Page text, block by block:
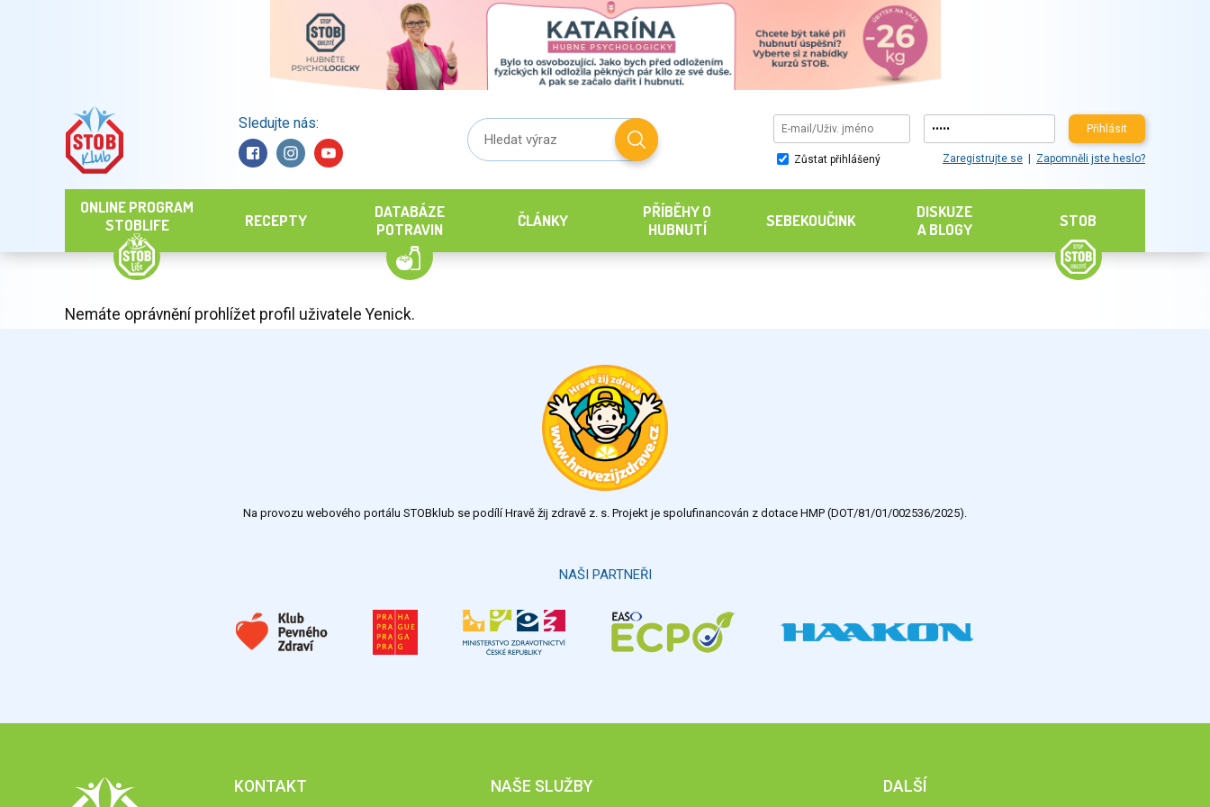
Sledujte nás: Přihlásit
Zůstat přihlášený Zaregistrujte se Zapomněli jste heslo?
ONLINE PROGRAM
STOBLIFE
RECEPTY
DATABÁZE
POTRAVIN
ČLÁNKY
PŘÍBĚHY O
HUBNUTÍ
SEBEKOUČINK
DISKUZE
A BLOGY
STOB
Nemáte oprávnění prohlížet profil uživatele Yenick.
Na provozu webového portálu STOBklub se podílí Hravě žij zdravě z. s. Projekt je spolufinancován z dotace HMP (DOT/81/01/002536/2025).
NAŠI PARTNEŘI
KONTAKT NAŠE SLUŽBY DALŠÍ